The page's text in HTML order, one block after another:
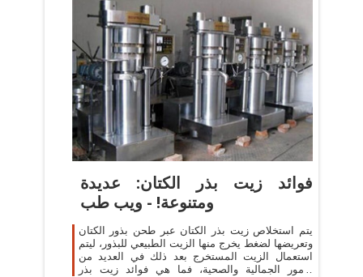
فوائد زيت بذر الكتان: عديدة
ومتنوعة! - ويب طب
يتم استخلاص زيت بذر الكتان عبر طحن بذور الكتان
وتعريضها لضغط يخرج منها الزيت الطبيعي للبذور، ليتم
استعمال الزيت المستخرج بعد ذلك في العديد من
الأمور الجمالية والصحية، فما هي فوائد زيت بذر